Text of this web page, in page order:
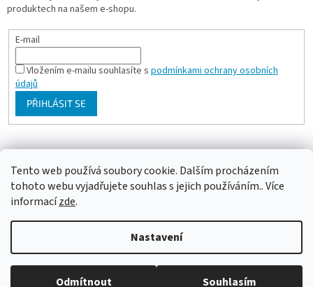
Tento web používá soubory cookie. Dalším procházením
tohoto webu vyjadřujete souhlas s jejich používáním.. Více
informacízde.
Nastavení
Odmítnout Souhlasím
produktech na našem e-shopu.
E-mail
Vložením e-mailu souhlasíte s podmínkami ochrany osobních
údajů
PŘIHLÁSIT SE
Copyright 2026ePapousek.cz. Všechna práva vyhrazena.Upravit